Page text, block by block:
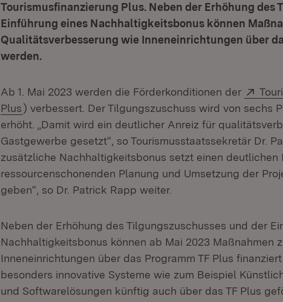
Tourismusfinanzierung Plus. Neben der Erhöhung des
Einführung eines Nachhaltigkeitsbonus können
Qualitätsverbesserung wie Inneneinrichtungen über
werden.
Ab 1. Mai 2023 werden die Förderkonditionen der
Plus(Öffnet in neuem Fenster)
) verbessert. Der Tilgungszuschuss wird von sechs
erhöht. „Damit wird ein deutlicher Anreiz für
Gastgewerbe gesetzt“, so Tourismusstaatssekretär Dr.
zusätzliche Nachhaltigkeitsbonus setzt einen deutlichen
ressourcenschonenden Planung und Umsetzung der
geben“, so Dr. Patrick Rapp weiter.
Neben der Erhöhung des Tilgungszuschusses und der
Nachhaltigkeitsbonus können ab Mai 2023 Maßnahmen
Inneneinrichtungen über das Programm TF Plus
besonders innovative Systeme wie zum Beispiel
und Softwarelösungen künftig auch über das TF Plus